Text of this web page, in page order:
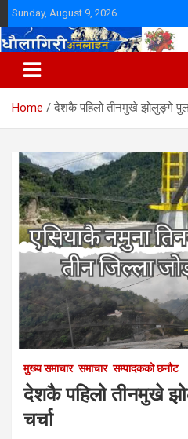
Skip
to
content
Sunday, August 9, 2026
Home देशकै पहिलो तीनमुखे झोलुङ्गे
मुख्य समाचार समाचार सम्पादकको छनौट
देशकै पहिलो तीनमुखे
चर्चा